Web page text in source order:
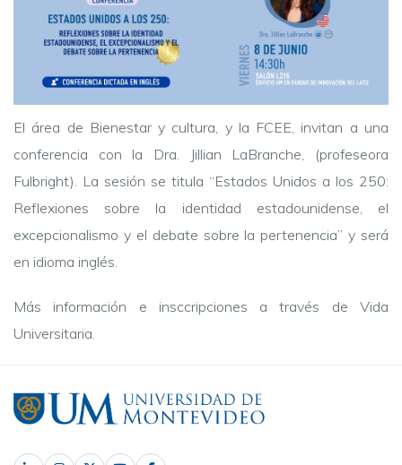
El área de Bienestar y cultura, y la FCEE, invitan a una
conferencia con la Dra. Jillian LaBranche, (profeseora
Fulbright). La sesión se titula “Estados Unidos a los 250:
Reflexiones sobre la identidad estadounidense, el
excepcionalismo y el debate sobre la pertenencia” y será
en idioma inglés.
Más información e insccripciones a través de Vida
Universitaria.